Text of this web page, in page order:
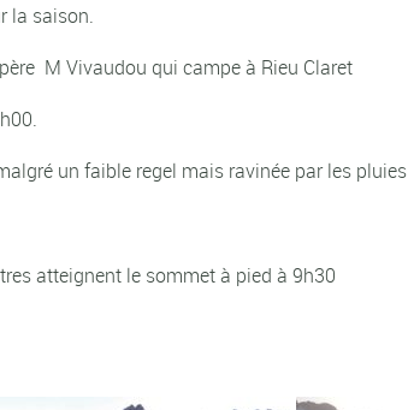
la saison.
M Vivaudou qui campe à Rieu Claret
un faible regel mais ravinée par les pluies
atteignent le sommet à pied à 9h30